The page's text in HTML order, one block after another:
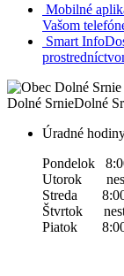
Mobilné
Vašom
Smart Info
Dolné SrnieDolné
Úradné
Pondelok
Utorok
Streda 8:00
Štvrtok
Piatok 8:00